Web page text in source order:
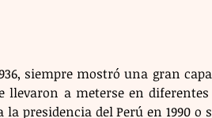
siempre mostró una gran
llevaron a meterse en
presidencia del Perú en 1990 o